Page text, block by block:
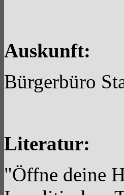
Auskunft:
Bürgerbüro
Literatur:
"Öffne deine